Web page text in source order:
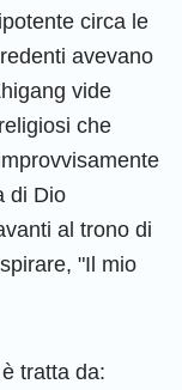
circa le
avevano
vide
che
di Dio
al trono di
"Il mio
tratta da: